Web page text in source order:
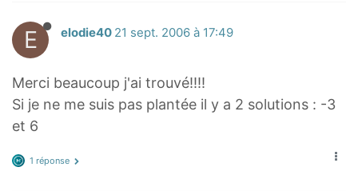
E elodie40 21 sept. 2006 à 17:49
Merci beaucoup j'ai trouvé!!!!
Si je ne me suis pas plantée il y a 2 solutions : -3
et 6
1 réponse